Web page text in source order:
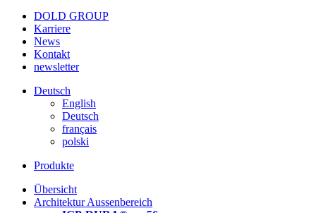
DOLD GROUP
Karriere
News
Kontakt
newsletter
Deutsch
English
Deutsch
français
polski
Produkte
Übersicht
Architektur Aussenbereich